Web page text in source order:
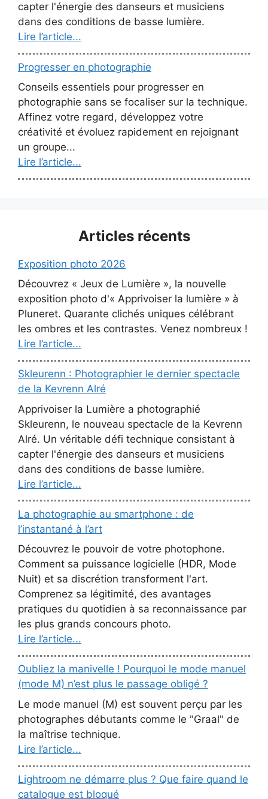
capter l'énergie des danseurs et musiciens
dans des conditions de basse lumière.
Lire l’article...
Progresser en photographie
Conseils essentiels pour progresser en
photographie sans se focaliser sur la technique.
Affinez votre regard, développez votre
créativité et évoluez rapidement en rejoignant
un groupe...
Lire l’article...
Articles récents
Exposition photo 2026
Découvrez « Jeux de Lumière », la nouvelle
exposition photo d'« Apprivoiser la lumière » à
Pluneret. Quarante clichés uniques célébrant
les ombres et les contrastes. Venez nombreux !
Lire l’article...
Skleurenn : Photographier le dernier spectacle
de la Kevrenn Alré
Apprivoiser la Lumière a photographié
Skleurenn, le nouveau spectacle de la Kevrenn
Alré. Un véritable défi technique consistant à
capter l'énergie des danseurs et musiciens
dans des conditions de basse lumière.
Lire l’article...
La photographie au smartphone : de
l’instantané à l’art
Découvrez le pouvoir de votre photophone.
Comment sa puissance logicielle (HDR, Mode
Nuit) et sa discrétion transforment l'art.
Comprenez sa légitimité, des avantages
pratiques du quotidien à sa reconnaissance par
les plus grands concours photo.
Lire l’article...
Oubliez la manivelle ! Pourquoi le mode manuel
(mode M) n’est plus le passage obligé ?
Le mode manuel (M) est souvent perçu par les
photographes débutants comme le "Graal" de
la maîtrise technique.
Lire l’article...
Lightroom ne démarre plus ? Que faire quand le
catalogue est bloqué